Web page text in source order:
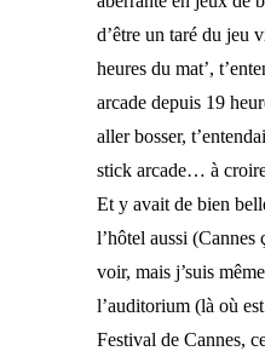
d’être un taré du jeu
heures du mat’,
arcade depuis 19
aller bosser,
stick arcade… à
Et y avait de bien
l’hôtel aussi
voir, mais j’suis
l’auditorium (là où
Festival de Cannes,